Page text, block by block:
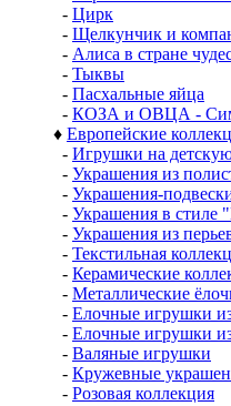
- Цирк
- Щелкунчик и
- Алиса в стране
- Тыквы
- Пасхальные яйца
- КОЗА и ОВЦА -
♦ Европейские
- Игрушки на
- Украшения из
- Украшения-
- Украшения в
- Украшения из
- Текстильная
- Керамические
- Металлические
- Елочные игрушки
- Елочные игрушки
- Валяные игрушки
- Кружевные
- Розовая коллекция